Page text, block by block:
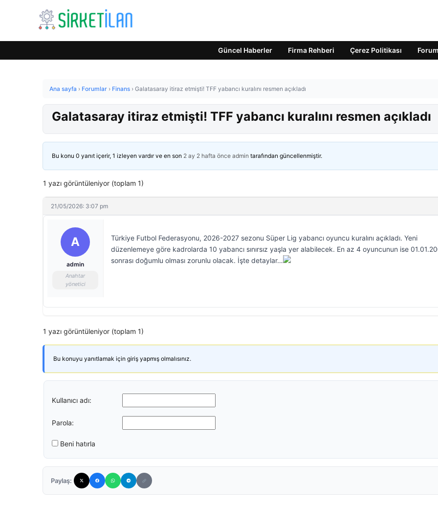
Güncel Haberler Firma Rehberi Çerez Politikası Forum
Ana sayfa › Forumlar › Finans › Galatasaray itiraz etmişti! TFF yabancı kuralını resmen açıkladı
Galatasaray itiraz etmişti! TFF yabancı kuralını resmen açıkladı
Bu konu 0 yanıt içerir, 1 izleyen vardır ve en son 2 ay 2 hafta önce admin tarafından güncellenmiştir.
1 yazı görüntüleniyor (toplam 1)
21/05/2026: 3:07 pm
A
admin
Anahtar
yönetici
Türkiye Futbol Federasyonu, 2026-2027 sezonu Süper Lig yabancı oyuncu kuralını açıkladı. Yeni
düzenlemeye göre kadrolarda 10 yabancı sınırsız yaşla yer alabilecek. En az 4 oyuncunun ise
sonrası doğumlu olması zorunlu olacak. İşte detaylar…
1 yazı görüntüleniyor (toplam 1)
Bu konuyu yanıtlamak için giriş yapmış olmalısınız.
Kullanıcı adı:
Parola:
Beni hatırla
Paylaş: